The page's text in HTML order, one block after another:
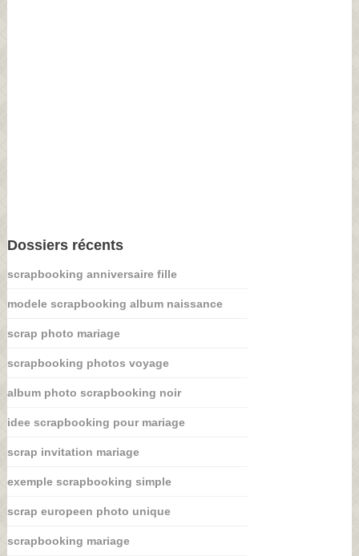
Dossiers récents
scrapbooking anniversaire fille
modele scrapbooking album naissance
scrap photo mariage
scrapbooking photos voyage
album photo scrapbooking noir
idee scrapbooking pour mariage
scrap invitation mariage
exemple scrapbooking simple
scrap europeen photo unique
scrapbooking mariage